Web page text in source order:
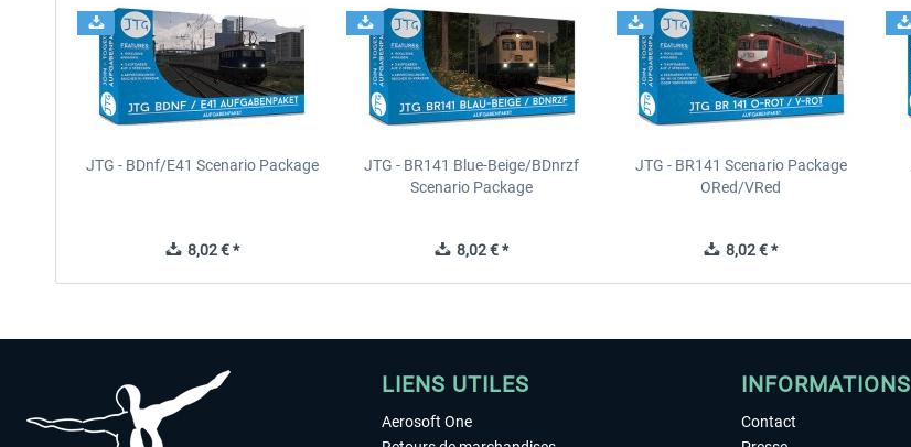
JTG - BDnf/E41 Scenario Package
8,02 € *
JTG - BR141 Blue-Beige/BDnrzf
Scenario Package
8,02 € *
JTG - BR141 Scenario Package
ORed/VRed
8,02 € *
LIENS UTILES
Aerosoft One
INFORMATIONS
Contact